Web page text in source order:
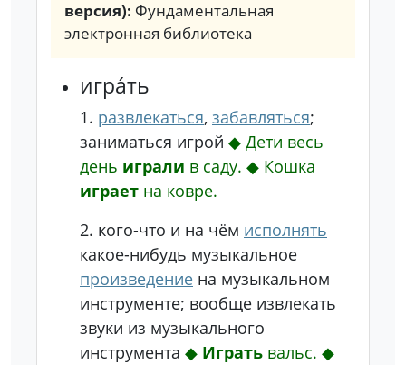
версия): Фундаментальная
электронная библиотека
игра́ть
1. развлекаться, забавляться;
заниматься игрой ◆ Дети весь
день играли в саду. ◆ Кошка
играет на ковре.
2. кого-что и на чём исполнять
какое-нибудь музыкальное
произведение на музыкальном
инструменте; вообще извлекать
звуки из музыкального
инструмента ◆ Играть вальс. ◆